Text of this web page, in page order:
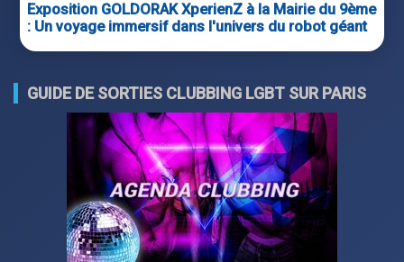
Exposition GOLDORAK XperienZ à la Mairie du 9ème
: Un voyage immersif dans l'univers du robot géant
GUIDE DE SORTIES CLUBBING LGBT SUR PARIS